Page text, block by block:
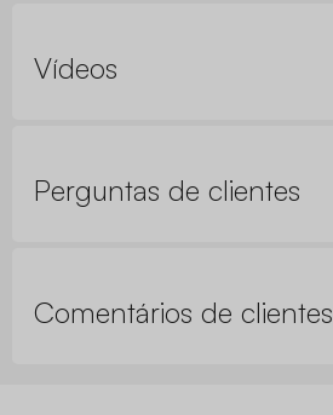
Vídeos
Perguntas de clientes
Comentários de clientes